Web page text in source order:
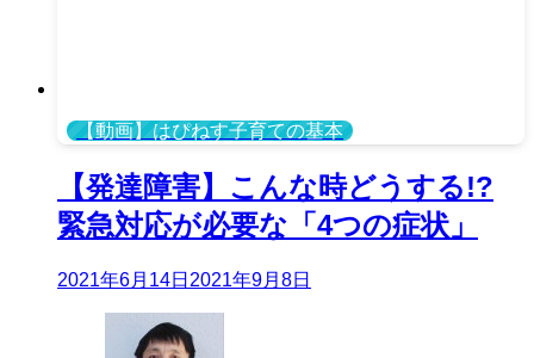
【動画】はぴねす子育ての基本
【発達障害】こんな時どうする!?
緊急対応が必要な「4つの症状」
2021年6月14日 2021年9月8日